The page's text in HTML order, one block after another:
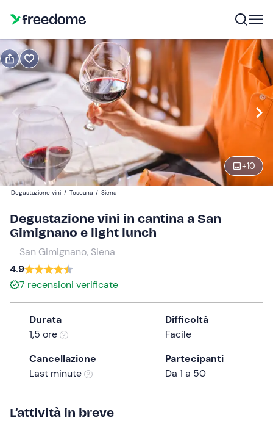
+10
Prenota Regala
Navigate
forward
to
interact
with
the
calendar
and
select
date.
Press
the
question
mark
keyboard
shortcuts
for
Modifica
Modifica
Adulti
42 €
1
Bambini
25 €
Neonati
0 €
Degustazione vini / Toscana / Siena
Degustazione vini in cantina a San
Gimignano e light lunch
San Gimignano, Siena
4.9
7 recensioni verificate
Durata
1,5 ore
Difficoltà
Facile
Cancellazione
Last minute
Partecipanti
Da 1 a 50
L’attività in breve